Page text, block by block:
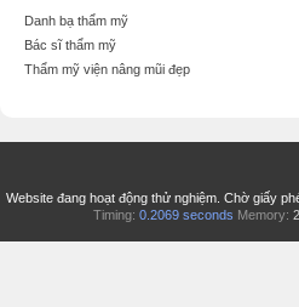
Danh bạ thẩm mỹ
Bác sĩ thẩm mỹ
Thẩm mỹ viện nâng mũi đẹp
Website đang hoạt động thử nghiệm. Chờ giấy
Timing: 0.2069 seconds Memory: